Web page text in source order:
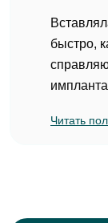
быстро,
Раньше
(Отзыв
Читать